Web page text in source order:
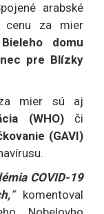
arabské
cenu za mier
domu
pre Blízky
za mier sú aj
(WHO) či
(GAVI)
COVID-19
“komentoval